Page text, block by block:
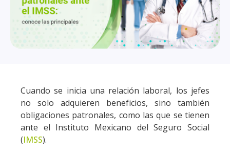
Cuando se inicia una relación laboral, los jefes
no solo adquieren beneficios, sino también
obligaciones patronales, como las que se tienen
ante el Instituto Mexicano del Seguro Social
(IMSS).